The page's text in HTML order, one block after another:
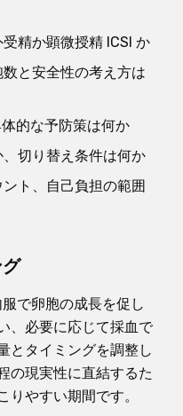
精か顕微授精 ICSI か
と安全性の考え方は
的な予防策は何か
切り替え条件は何か
ト、自己負担の範囲
で卵胞の成長を促し
、必要に応じて採血で
とタイミングを調整し
の現実性に直結するた
やすい期間です。